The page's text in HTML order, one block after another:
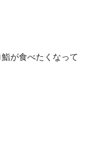
が食べたくなって